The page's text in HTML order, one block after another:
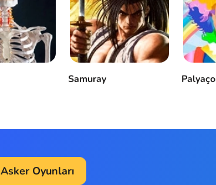
Samuray Palyaço
Asker Oyunları